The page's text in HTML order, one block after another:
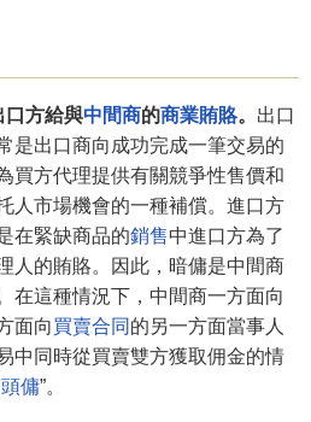
口方給與中間商的商業賄賂。 出口
是出口商向成功完成一筆交易的
買方代理提供有關競爭性售價和
人市場機會的一種補償。進口方
在緊缺商品的銷售中進口方為了
人的賄賂。因此，暗傭是中間商
在這種情況下，中間商一方面向
面向買賣合同 的另一方面當事人
中同時從買賣雙方獲取佣金的情
傭”。